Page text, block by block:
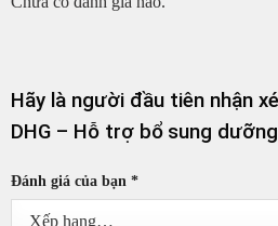
Hãy là người đầu tiên nhận
DHG – Hỗ trợ bổ sung
Đánh giá của bạn *